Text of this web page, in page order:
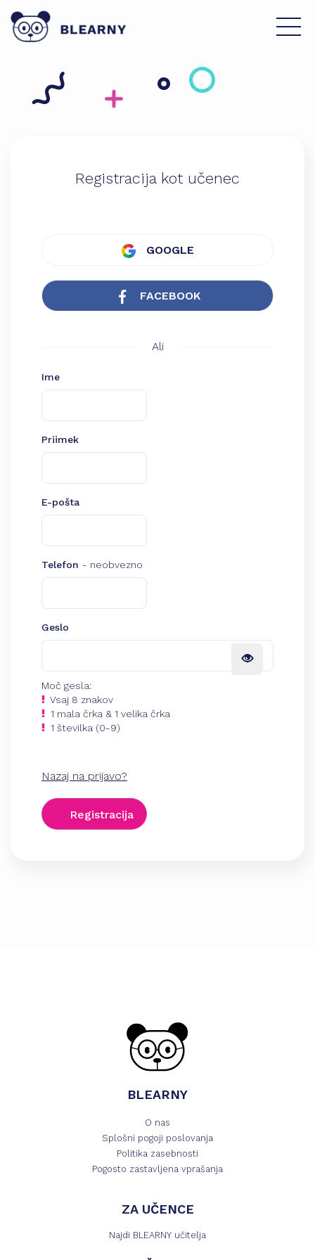
Registracija kot učenec
GOOGLE
FACEBOOK
Ali
Ime
Priimek
E-pošta
Telefon - neobvezno
Geslo
Moč gesla:
Vsaj 8 znakov
1 mala črka & 1 velika črka
1 številka (0-9)
Nazaj na prijavo?
Registracija
BLEARNY
O nas
Splošni pogoji poslovanja
Politika zasebnosti
Pogosto zastavljena vprašanja
ZA UČENCE
Najdi BLEARNY učitelja